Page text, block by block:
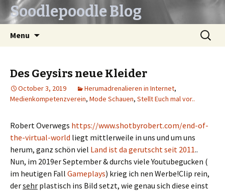
Soodlepoodle Blog
Menu
Search
for:
Des Geysirs neue Kleider
October 3, 2019 Herumadrenalieren in Internet,
Medienkompetenzverein, Mode Schauen, Stellt Euch mal vor..
Robert Overwegs https://www.shotbyrobert.com/end-of-
the-virtual-world liegt mittlerweile in uns und um uns
herum, ganz schön viel Land ist da gerutscht seit 2011..
Nun, im 2019er September & durchs viele Youtubegucken (
im heutigen Fall Gameplays) krieg ich nen Werbe!Clip rein,
dersehr plastisch ins Bild setzt, wie genau sich diese einst